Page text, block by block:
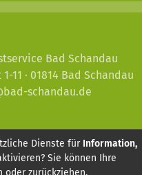
Bad Schandau
11 · 01814 Bad Schandau
schandau.de
Bad Schandau.
Dienste für Information,
Sie können Ihre
oder zurückziehen.